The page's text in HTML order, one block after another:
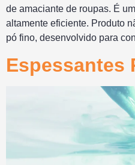
de amaciante de roupas. É
altamente eficiente. Produto
pó fino, desenvolvido para
Espessantes